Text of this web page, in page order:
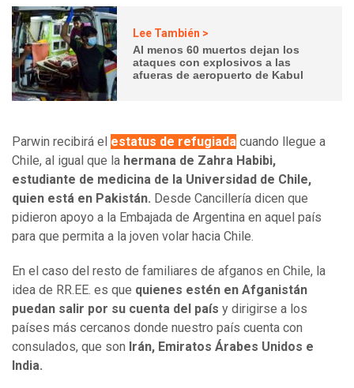
Lee También >
Al menos 60 muertos dejan los
ataques con explosivos a las
afueras de aeropuerto de Kabul
Parwin recibirá el estatus de refugiada cuando llegue a
Chile, al igual que la hermana de Zahra Habibi,
estudiante de medicina de la Universidad de Chile,
quien está en Pakistán. Desde Cancillería dicen que
pidieron apoyo a la Embajada de Argentina en aquel país
para que permita a la joven volar hacia Chile.
En el caso del resto de familiares de afganos en Chile, la
idea de RR.EE. es que quienes estén en Afganistán
puedan salir por su cuenta del país y dirigirse a los
países más cercanos donde nuestro país cuenta con
consulados, que son Irán, Emiratos Árabes Unidos e
India.